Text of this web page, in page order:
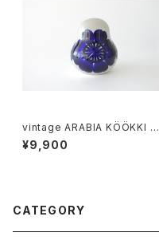
vintage ARABIA KÖÖKKI sa
lt＆pepper shaker cobalt /
ヴィンテージ アラビア ソルト＆
¥9,900
CATEGORY